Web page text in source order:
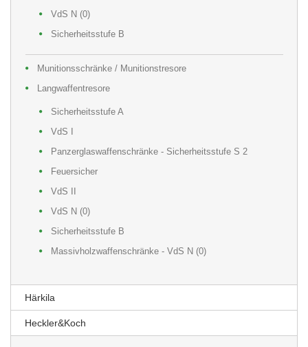
VdS N (0)
Sicherheitsstufe B
Munitionsschränke / Munitionstresore
Langwaffentresore
Sicherheitsstufe A
VdS I
Panzerglaswaffenschränke - Sicherheitsstufe S 2
Feuersicher
VdS II
VdS N (0)
Sicherheitsstufe B
Massivholzwaffenschränke - VdS N (0)
Härkila
Heckler&Koch